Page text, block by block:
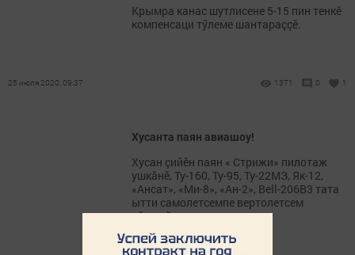
Крымра канас шутлисене 5-15 пин тенкӗ
компенсаци тӳлеме шантараççӗ.
25 июля 2020, 09:37 1371 0 1
Хусанта паян авиашоу!
Хусан çийӗн паян « Стрижи» пилотаж
ушкăнӗ, Ту-160, Ту-95, Ту-22МЗ, Як-12,
«Ансат», «Ми-8», «Ан-2», Bell-206B3 тата
ытти самолетсемпе вертолетсем
вӗçеççӗ.